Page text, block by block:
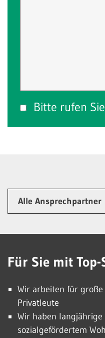
Bitte rufen
Alle Ansprechpartner
Für Sie mit
Wir arbeiten für
Privatleute
Wir haben
sozialgefördertem